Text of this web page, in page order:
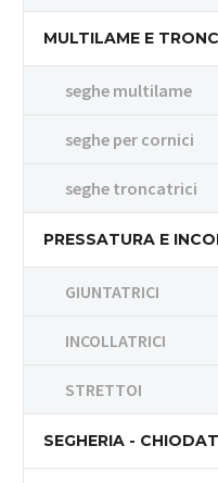
MULTILAME E
seghe multilame
seghe per cornici
seghe troncatrici
PRESSATURA E
GIUNTATRICI
INCOLLATRICI
STRETTOI
SEGHERIA -